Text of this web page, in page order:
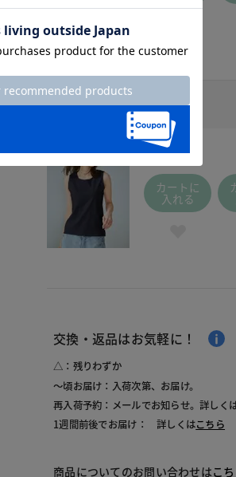
ミッドナイトブルー / 490
(税込￥3,289
S
カートに
入れる
交換・返品はお気軽に！
△：残りわずか
～頃お届け：入荷次第、お届け。
再入荷予約：メールでお知らせ。詳しく
1週間前後でお届け： 詳しくはこちら
商品についてのお問い合わせはこ